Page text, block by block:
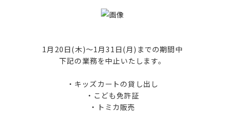
1月20日(木)～1月31日(月)までの期間中
下記の業務を中止いたします。
・キッズカートの貸し出し
・こども免許証
・トミカ販売